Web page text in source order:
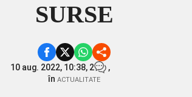
SURSE
10 aug. 2022, 10:38, 2
,
în ACTUALITATE